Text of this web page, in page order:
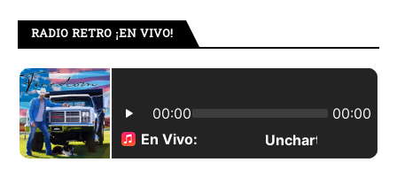
RADIO RETRO ¡EN VIVO!